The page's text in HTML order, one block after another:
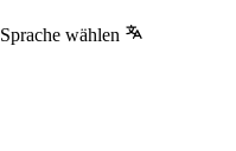
Sprache wählen